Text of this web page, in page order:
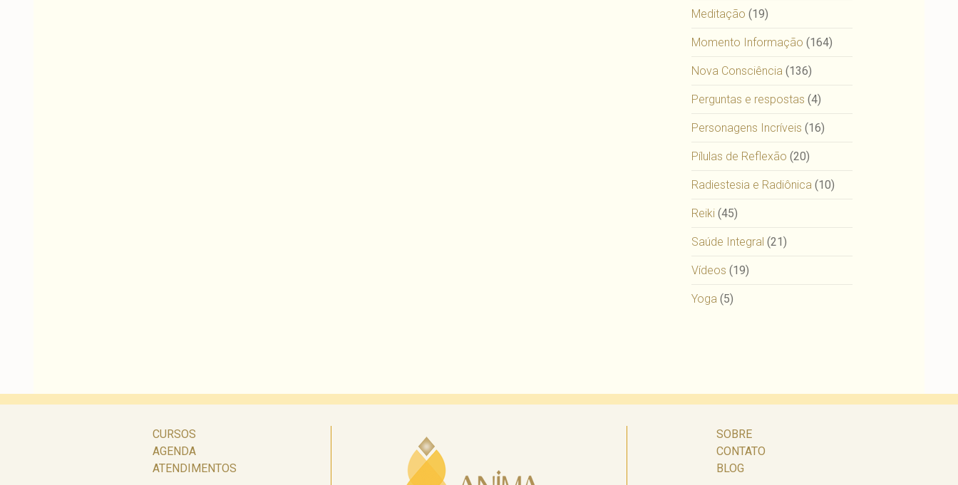
Meditação (19)
Momento Informação (164)
Nova Consciência (136)
Perguntas e respostas (4)
Personagens Incríveis (16)
Pílulas de Reflexão (20)
Radiestesia e Radiônica (10)
Reiki (45)
Saúde Integral (21)
Vídeos (19)
Yoga (5)
CURSOS
AGENDA
ATENDIMENTOS
SOBRE
CONTATO
BLOG